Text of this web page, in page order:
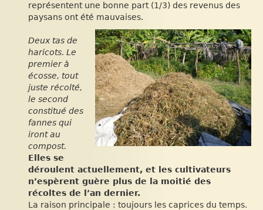
représentent une bonne part (1/3) des revenus des
paysans ont été mauvaises.
Deux tas de
haricots. Le
premier à
écosse, tout
juste récolté,
le second
constitué des
fannes qui
iront au
compost.
Elles se
déroulent actuellement, et les cultivateurs
n’espèrent guère plus de la moitié des
récoltes de l’an dernier.
La raison principale : toujours les caprices du temps.